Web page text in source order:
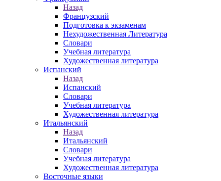
Назад
Французский
Подготовка к экзаменам
Нехудожественная Литература
Словари
Учебная литература
Художественная литература
Испанский
Назад
Испанский
Словари
Учебная литература
Художественная литература
Итальянский
Назад
Итальянский
Словари
Учебная литература
Художественная литература
Восточные языки